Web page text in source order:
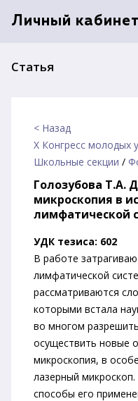
Личный кабинет
Статья
< Назад
X Конгресс
Школьные секции /
Голозубова Т.А.
микроскопия в
лимфатической
УДК тезиса: 602
В работе
лимфатической
рассматриваются
которыми встала
во многом
осуществить новые
микроскопия, в
лазерный
способы его